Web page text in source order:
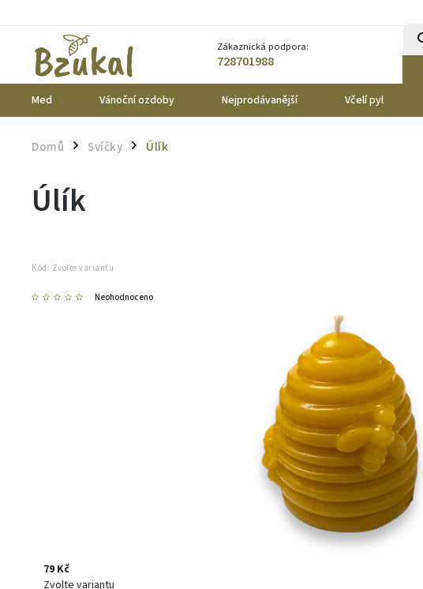
Zákaznická podpora:
728701988
Med Vánoční ozdoby Nejprodávanější Včelí pyl
Domů / Svíčky / Úlík
Úlík
Kód: Zvolte variantu
Neohodnoceno
79 Kč
Zvolte variantu